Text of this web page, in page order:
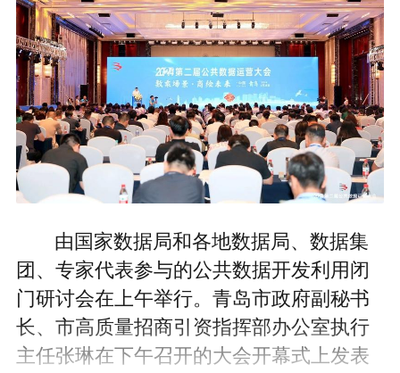
由国家数据局和各地数据局、数据集
团、专家代表参与的公共数据开发利用闭
门研讨会在上午举行。青岛市政府副秘书
长、市高质量招商引资指挥部办公室执行
主任张琳在下午召开的大会开幕式上发表